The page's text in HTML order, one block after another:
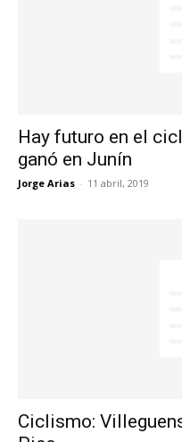
Hay futuro en el
ganó en Junín
Jorge Arias - 11 abril, 2019
Ciclismo: